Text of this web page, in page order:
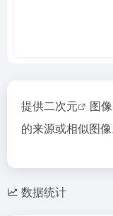
提供二次元
图
的来源或相似图像
数据统计